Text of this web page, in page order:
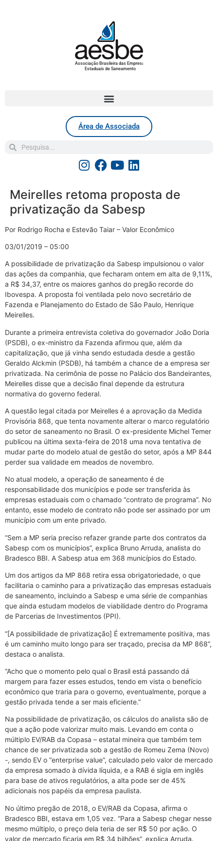
Associação Brasileira das Empresas
Estaduais de Saneamento
Área de Associada
Meirelles retoma proposta de
privatização da Sabesp
Por Rodrigo Rocha e Estevão Taiar – Valor Econômico
03/01/2019 – 05:00
A possibilidade de privatização da Sabesp impulsionou o valor
das ações da companhia, que fecharam ontem em alta de 9,11%,
a R$ 34,37, entre os maiores ganhos do pregão recorde do
Ibovespa. A proposta foi ventilada pelo novo secretário de
Fazenda e Planejamento do Estado de São Paulo, Henrique
Meirelles.
Durante a primeira entrevista coletiva do governador João Doria
(PSDB), o ex-ministro da Fazenda afirmou que, além da
capitalização, que já vinha sendo estudada desde a gestão
Geraldo Alckmin (PSDB), há também a chance de a empresa ser
privatizada. Na cerimônia de posse no Palácio dos Bandeirantes,
Meirelles disse que a decisão final depende da estrutura
normativa do governo federal.
A questão legal citada por Meirelles é a aprovação da Medida
Provisória 868, que tenta novamente alterar o marco regulatório
do setor de saneamento no Brasil. O ex-presidente Michel Temer
publicou na última sexta-feira de 2018 uma nova tentativa de
mudar parte do modelo atual de gestão do setor, após a MP 844
perder sua validade em meados de novembro.
No atual modelo, a operação de saneamento é de
responsabilidade dos municípios e pode ser transferida às
empresas estaduais com o chamado “contrato de programa”. No
entanto, esse modelo de contrato não pode ser assinado por um
município com um ente privado.
“Sem a MP seria preciso refazer grande parte dos contratos da
Sabesp com os municípios”, explica Bruno Arruda, analista do
Bradesco BBI. A Sabesp atua em 368 municípios do Estado.
Um dos artigos da MP 868 retira essa obrigatoriedade, o que
facilitaria o caminho para a privatização das empresas estaduais
de saneamento, incluindo a Sabesp e uma série de companhias
que ainda estudam modelos de viabilidade dentro do Programa
de Parcerias de Investimentos (PPI).
“[A possibilidade de privatização] É extremamente positiva, mas
é um caminho muito longo para ser traçado, precisa da MP 868”,
destaca o analista.
“Acho que o momento pelo qual o Brasil está passando dá
margem para fazer esses estudos, tendo em vista o benefício
econômico que traria para o governo, eventualmente, porque a
gestão privada tende a ser mais eficiente.”
Na possibilidade de privatização, os cálculos do analista são de
que a ação pode valorizar muito mais. Levando em conta o
múltiplo EV/RAB da Copasa – estatal mineira que também tem
chance de ser privatizada sob a gestão de Romeu Zema (Novo)
-, sendo EV o “enterprise value”, calculado pelo valor de mercado
da empresa somado à dívida líquida, e a RAB é sigla em inglês
para base de ativos regulatórios, a alta pode ser de 45%
adicionais nos papéis da empresa paulista.
No último pregão de 2018, o EV/RAB da Copasa, afirma o
Bradesco BBI, estava em 1,05 vez. “Para a Sabesp chegar nesse
mesmo múltiplo, o preço dela teria de ser R$ 50 por ação. O
valor de mercado ficaria em R$ 34 bilhões”, explica Arruda.